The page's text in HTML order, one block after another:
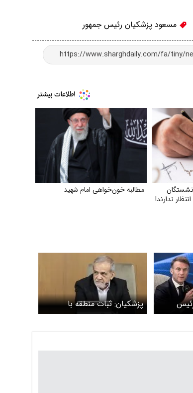
مسعود پزشکیان رئیس جمهور
ندارند!
مطالبه خون‌خواهی امام شهید
پزشکیان: ثبات منطقه با
همراهی با خواست ملت‌ها